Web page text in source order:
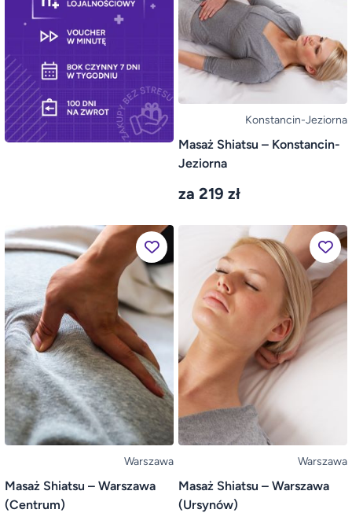
Konstancin-Jeziorna
Masaż Shiatsu – Konstancin-
Jeziorna
za 219 zł
Warszawa
Masaż Shiatsu – Warszawa
(Centrum)
Warszawa
Masaż Shiatsu – Warszawa
(Ursynów)